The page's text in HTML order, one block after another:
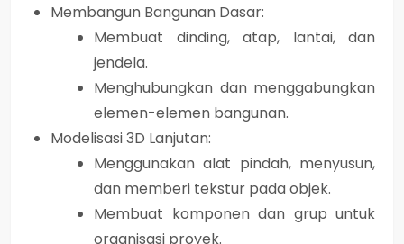
Membangun Bangunan Dasar:
Membuat dinding, atap, lantai, dan
jendela.
Menghubungkan dan menggabungkan
elemen-elemen bangunan.
Modelisasi 3D Lanjutan:
Menggunakan alat pindah, menyusun,
dan memberi tekstur pada objek.
Membuat komponen dan grup untuk
organisasi proyek.